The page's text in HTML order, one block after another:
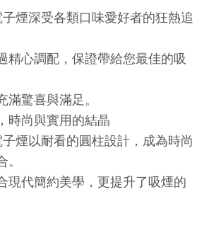
煙深受各類口味愛好者的狂熱追
精心調配，保證帶給您最佳的吸
驚喜與滿足。
時尚與實用的結晶
煙以耐看的圓柱設計，成為時尚
現代簡約美學，更提升了吸煙的